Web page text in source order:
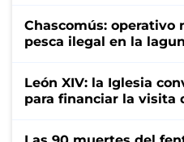
Chascomús: operativo
pesca ilegal en la
León XIV: la Iglesia
para financiar la visita